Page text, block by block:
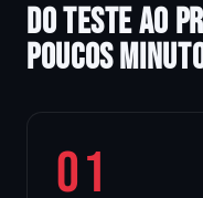
DO TESTE AO
POUCOS
01